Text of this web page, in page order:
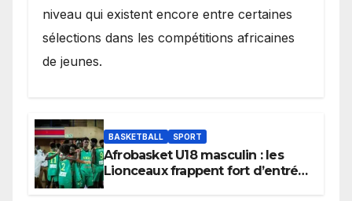
niveau qui existent encore entre certaines
sélections dans les compétitions africaines
de jeunes.
BASKETBALL SPORT
Afrobasket U18 masculin : les
Lionceaux frappent fort d’entrée